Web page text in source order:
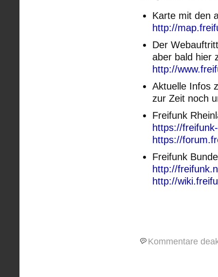
Karte mit den
http://
Der
aber bald hier
http://
Aktuelle Infos
zur Zeit noch
Freifunk
https://
https://
Freifunk
http://
http://
Kommentare